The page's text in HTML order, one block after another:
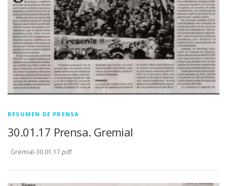
RESUMEN DE PRENSA
30.01.17 Prensa. Gremial
Gremial-30.01.17.pdf